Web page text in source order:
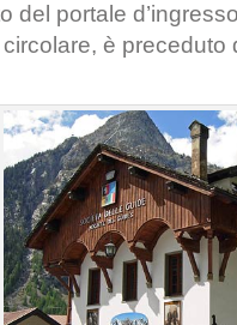
del portale
è preceduto